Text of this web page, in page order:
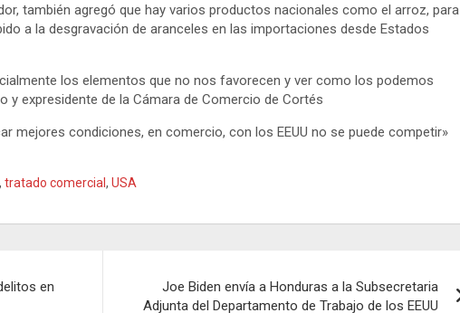
también agregó que hay varios productos nacionales como el arroz, para
a la desgravación de aranceles en las importaciones desde Estados
los elementos que no nos favorecen y ver como los podemos
y expresidente de la Cámara de Comercio de Cortés
mejores condiciones, en comercio, con los EEUU no se puede competir»
, tratado comercial , USA
en
Joe Biden envía a Honduras a la Subsecretaria
Adjunta del Departamento de Trabajo de los EEUU